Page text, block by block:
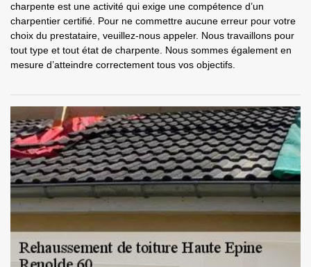
charpente est une activité qui exige une compétence d’un
charpentier certifié. Pour ne commettre aucune erreur pour votre
choix du prestataire, veuillez-nous appeler. Nous travaillons pour
tout type et tout état de charpente. Nous sommes également en
mesure d’atteindre correctement tous vos objectifs.